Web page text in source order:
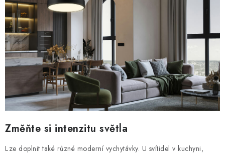
Změňte si intenzitu světla
Lze doplnit také různé moderní vychytávky. U svítidel v kuchyni,